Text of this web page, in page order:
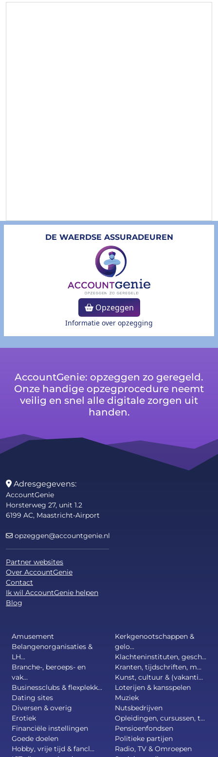
DE WAERDSE ASSURADEUREN
Opzeggen
Informatie over opzegging
AccountGenie: opzeggen zo geregeld.
Onze handige opzegprocedure neemt
veilig en snel alle digitale zorgen uit
handen.
Adresgegevens:
AccountGenie
Horsterweg 27, unit 1.2
6199 AC, Maastricht-Airport
opzeggen@accountgenie.nl
Partner websites
Over AccountGenie
Contact
Ik wil AccountGenie helpen
Blog
Amusement
Belangenorganisaties &
LH...
Branche-, beroeps- en
vak...
Businessclubs & flexplekk...
Dating sites
Diversen & overig
Erotiek
Financiële instellingen
Goede doelen
Hobby, vrije tijd & fancl...
Kerkgenootschappen &
gelo...
Klachteninstituten, gesch...
Kranten, tijdschriften, m...
Kunst, cultuur & (vakanti...
Loterijen & kansspelen
Muziek
Nutsbedrijven
Opleidingen, cursussen, t...
Pensioenfondsen
Politieke partijen
Radio, TV & Omroepen